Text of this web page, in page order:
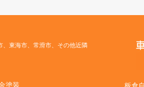
東海市、常滑市、その他近隣
塗装 板倉